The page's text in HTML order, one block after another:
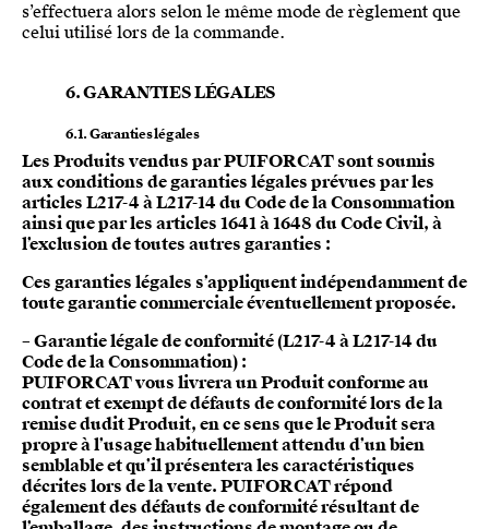
s’effectuera alors selon le même mode de règlement que
celui utilisé lors de la commande.
6. GARANTIES LÉGALES
6.1. Garanties légales
Les Produits vendus par PUIFORCAT sont soumis
aux conditions de garanties légales prévues par les
articles L217-4 à L217-14 du Code de la Consommation
ainsi que par les articles 1641 à 1648 du Code Civil, à
l’exclusion de toutes autres garanties :
Ces garanties légales s’appliquent indépendamment de
toute garantie commerciale éventuellement proposée.
– Garantie légale de conformité (L217-4 à L217-14 du
Code de la Consommation) :
PUIFORCAT vous livrera un Produit conforme au
contrat et exempt de défauts de conformité lors de la
remise dudit Produit, en ce sens que le Produit sera
propre à l’usage habituellement attendu d’un bien
semblable et qu’il présentera les caractéristiques
décrites lors de la vente. PUIFORCAT répond
également des défauts de conformité résultant de